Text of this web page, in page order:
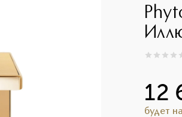
0из 0
12
будет